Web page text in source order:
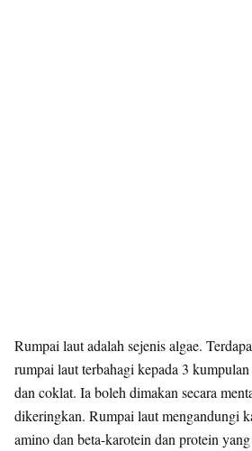
Rumpai laut adalah sejenis algae.
rumpai laut terbahagi kepada 3
dan coklat. Ia boleh dimakan secara
dikeringkan. Rumpai laut mengandungi
amino dan beta-karotein dan protein